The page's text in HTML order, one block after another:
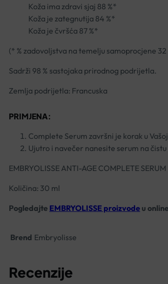
Koža ima zdravi sjaj 88 %*
Koža je zategnutija 84 %*
Koža je čvršća 87 %*
(* % zadovoljstva na temelju samoprocjene
Sadrži 98 % sastojaka prirodnog podrijetla.
Zemlja podrijetla: Francuska
PRIMJENA:
Complete Serum završni je korak u
Ujutro i navečer nanesite serum na
EMBRYOLISSE ANTI-AGE COMPLETE SERUM
Količina: 30 ml
Pogledajte EMBRYOLISSE proizvode u
Brend Embryolisse
Recenzije